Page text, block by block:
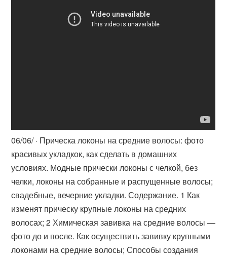
06/06/ · Прическа локоны на средние волосы: фото
красивых укладкок, как сделать в домашних
условиях. Модные прически локоны с челкой, без
челки, локоны на собранные и распущенные волосы;
свадебные, вечерние укладки. Содержание. 1 Как
изменят прическу крупные локоны на средних
волосах; 2 Химическая завивка на средние волосы —
фото до и после. Как осуществить завивку крупными
локонами на средние волосы; Способы создания